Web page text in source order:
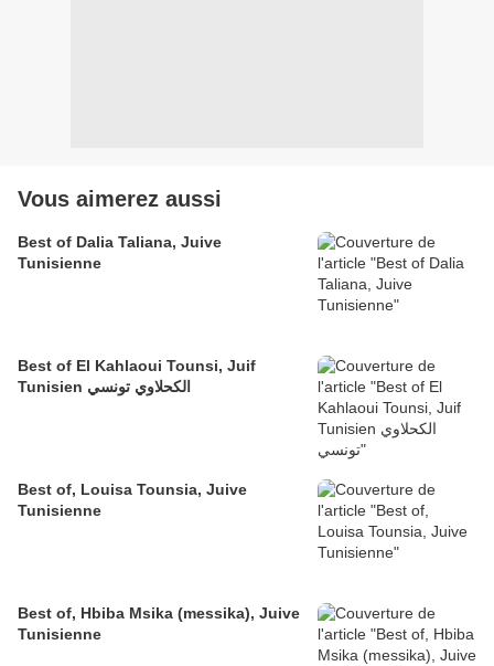
Vous aimerez aussi
Best of Dalia Taliana, Juive
Tunisienne
Best of El Kahlaoui Tounsi, Juif
Tunisien الكحلاوي تونسي
Best of, Louisa Tounsia, Juive
Tunisienne
Best of, Hbiba Msika (messika), Juive
Tunisienne